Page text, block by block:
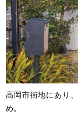
高岡市街地にあり
め。